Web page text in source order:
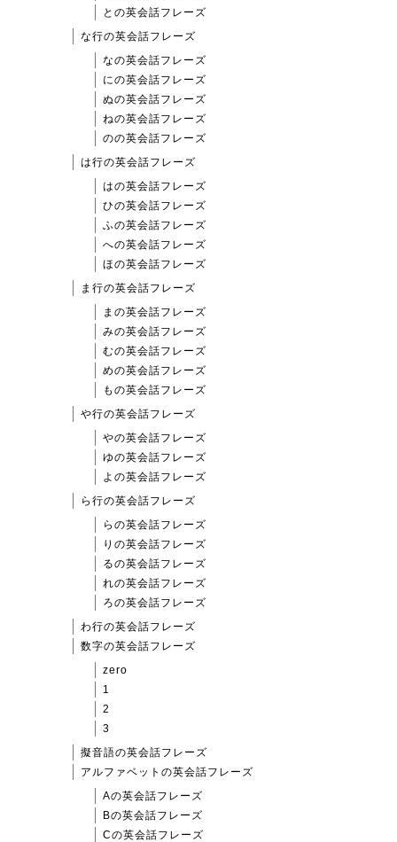
との英会話フレーズ
な行の英会話フレーズ
なの英会話フレーズ
にの英会話フレーズ
ぬの英会話フレーズ
ねの英会話フレーズ
のの英会話フレーズ
は行の英会話フレーズ
はの英会話フレーズ
ひの英会話フレーズ
ふの英会話フレーズ
への英会話フレーズ
ほの英会話フレーズ
ま行の英会話フレーズ
まの英会話フレーズ
みの英会話フレーズ
むの英会話フレーズ
めの英会話フレーズ
もの英会話フレーズ
や行の英会話フレーズ
やの英会話フレーズ
ゆの英会話フレーズ
よの英会話フレーズ
ら行の英会話フレーズ
らの英会話フレーズ
りの英会話フレーズ
るの英会話フレーズ
れの英会話フレーズ
ろの英会話フレーズ
わ行の英会話フレーズ
数字の英会話フレーズ
zero
1
2
3
擬音語の英会話フレーズ
アルファベットの英会話フレーズ
Aの英会話フレーズ
Bの英会話フレーズ
Cの英会話フレーズ